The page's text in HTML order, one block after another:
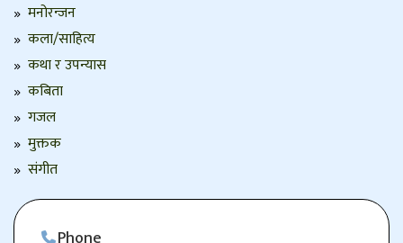
मनोरन्जन
कला/साहित्य
कथा र उपन्यास
कबिता
गजल
मुक्तक
संगीत